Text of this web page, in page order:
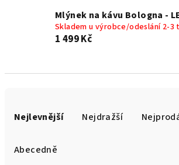
Mlýnek na kávu Bologna -
Skladem u výrobce/odeslání 2-3
1 499 Kč
Nejlevnější Nejdražší
Abecedně